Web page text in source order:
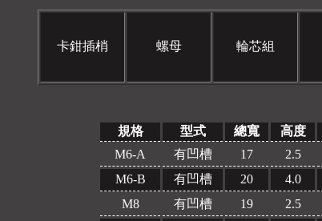
卡鉗插梢 螺母 輪芯組
規格 型式 總寬 高度
M6-A
有凹槽 17 2.5
M6-B
有凹槽 20 4.0
M8
有凹槽 19 2.5